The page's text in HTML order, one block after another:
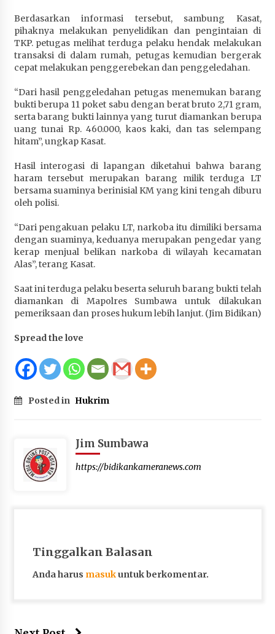
4 minggu ago
Wabup Ansori Apresiasi Rekomendasi dan
Pandangan Fraksi – Fraksi DPRD Sumbawa
Bupati Sumbawa Lepas 487 Atlet dari Berbagai
Cabor yang Akan Berjuang pada PORPROV XII
NTB 2026
4 minggu ago
BAZNAS Kabupaten Sumbawa Salurkan Bantuan
Program 100 Mustahik Per Desa di Desa Teluk
Santong
4 minggu ago
Dosen UTS Siap Kembangkan Inovasi Lewat
Pelatihan PDPP 2026 Bali
4 minggu ago
Terapkan “Polantas Menyapa”, Satlantas Polres
Sumbawa Berupaya Wujudkan Pelayanan
Kepolisian yang Profesional
Sumbawa Terus Dirasakan Masyarakat
1 bulan ago
Berdasarkan informasi tersebut, sambung Kasat,
pihaknya melakukan penyelidikan dan pengintaian di
TKP. petugas melihat terduga pelaku hendak melakukan
transaksi di dalam rumah, petugas kemudian bergerak
cepat melakukan penggerebekan dan penggeledahan.
“Dari hasil penggeledahan petugas menemukan barang
bukti berupa 11 poket sabu dengan berat bruto 2,71 gram,
serta barang bukti lainnya yang turut diamankan berupa
uang tunai Rp. 460.000, kaos kaki, dan tas selempang
hitam”, ungkap Kasat.
Hasil interogasi di lapangan diketahui bahwa barang
haram tersebut merupakan barang milik terduga LT
bersama suaminya berinisial KM yang kini tengah diburu
oleh polisi.
“Dari pengakuan pelaku LT, narkoba itu dimiliki bersama
dengan suaminya, keduanya merupakan pengedar yang
kerap menjual belikan narkoba di wilayah kecamatan
Alas”, terang Kasat.
Saat ini terduga pelaku beserta seluruh barang bukti telah
diamankan di Mapolres Sumbawa untuk dilakukan
pemeriksaan dan proses hukum lebih lanjut. (Jim Bidikan)
Spread the love
Posted in Hukrim
Jim Sumbawa
https://bidikankameranews.com
Tinggalkan Balasan
Anda harus masukuntuk berkomentar.